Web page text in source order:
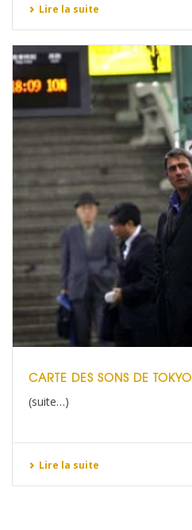
Lire la suite
CARTE DES SONS DE TOKYO
(suite…)
Lire la suite